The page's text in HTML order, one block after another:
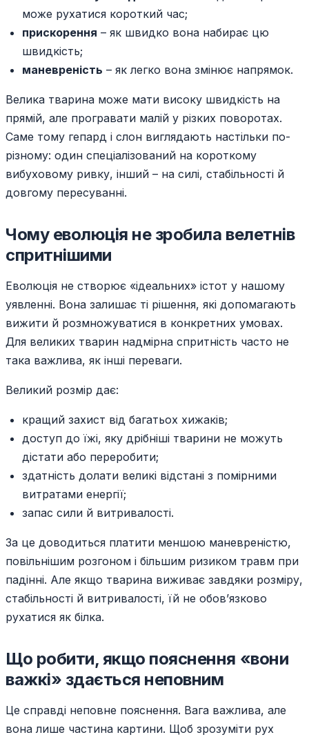
може рухатися короткий час;
прискорення – як швидко вона набирає цю
швидкість;
маневреність – як легко вона змінює напрямок.
Велика тварина може мати високу швидкість на
прямій, але програвати малій у різких поворотах.
Саме тому гепард і слон виглядають настільки по-
різному: один спеціалізований на короткому
вибуховому ривку, інший – на силі, стабільності й
довгому пересуванні.
Чому еволюція не зробила велетнів
спритнішими
Еволюція не створює «ідеальних» істот у нашому
уявленні. Вона залишає ті рішення, які допомагають
вижити й розмножуватися в конкретних умовах.
Для великих тварин надмірна спритність часто не
така важлива, як інші переваги.
Великий розмір дає:
кращий захист від багатьох хижаків;
доступ до їжі, яку дрібніші тварини не можуть
дістати або переробити;
здатність долати великі відстані з помірними
витратами енергії;
запас сили й витривалості.
За це доводиться платити меншою маневреністю,
повільнішим розгоном і більшим ризиком травм при
падінні. Але якщо тварина виживає завдяки розміру,
стабільності й витривалості, їй не обов’язково
рухатися як білка.
Що робити, якщо пояснення «вони
важкі» здається неповним
Це справді неповне пояснення. Вага важлива, але
вона лише частина картини. Щоб зрозуміти рух